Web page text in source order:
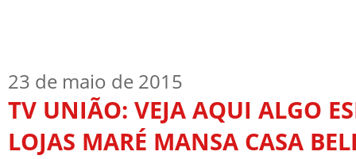
23 de maio de 2015
TV UNIÃO: VEJA AQUI ALGO
LOJAS MARÉ MANSA CASA